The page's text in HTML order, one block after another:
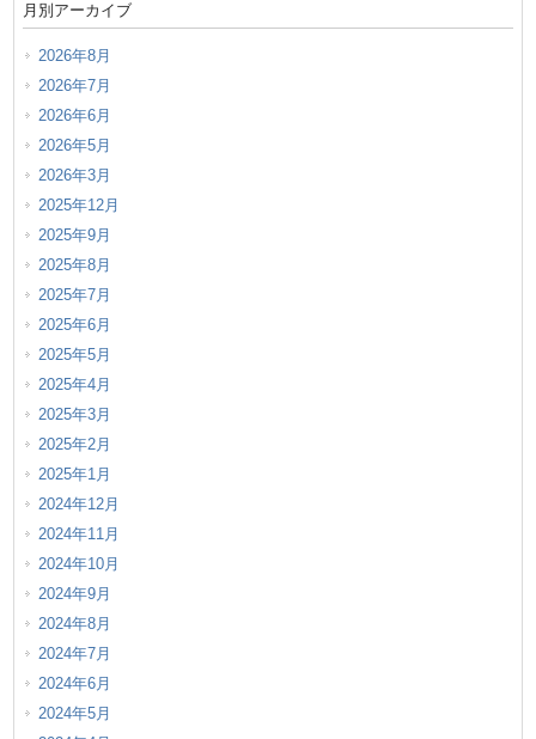
月別アーカイブ
2026年8月
2026年7月
2026年6月
2026年5月
2026年3月
2025年12月
2025年9月
2025年8月
2025年7月
2025年6月
2025年5月
2025年4月
2025年3月
2025年2月
2025年1月
2024年12月
2024年11月
2024年10月
2024年9月
2024年8月
2024年7月
2024年6月
2024年5月